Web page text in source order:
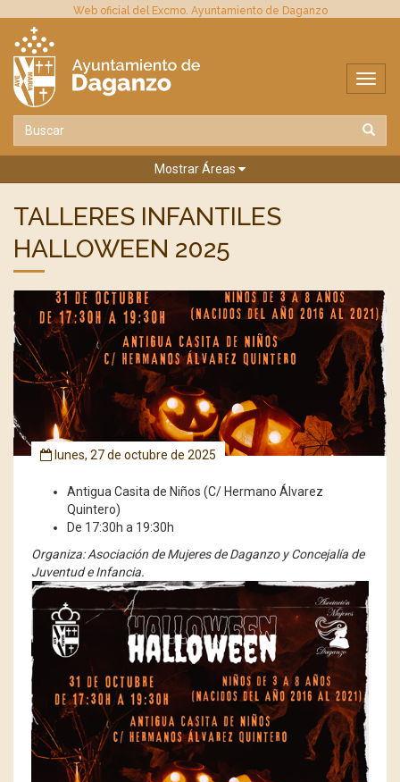
Web oficial del Excmo. Ayuntamiento de Daganzo
Mostrar Áreas
TALLERES INFANTILES
HALLOWEEN 2025
lunes, 27 de octubre de 2025
Antigua Casita de Niños (C/ Hermano Álvarez
Quintero)
De 17:30h a 19:30h
Organiza: Asociación de Mujeres de Daganzo y Concejalía de
Juventud e Infancia.